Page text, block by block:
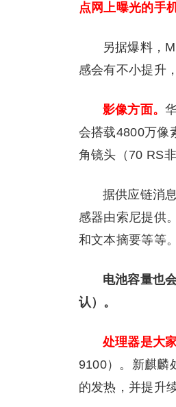
点网上曝光的手
另据爆料，
感会有不小提升
影像方面。
会搭载4800万像
角镜头（70 RS
据供应链消
感器由索尼提供
和文本摘要等等。
电池容量也
认）。
处理器是大
9100）。新麒麟
的发热，并提升